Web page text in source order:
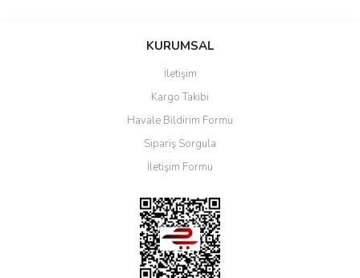
Bu ürüne ilk yorumu siz yapın!
Ürün resmi kalitesiz, bozuk veya görüntülenemiyor.
Ürün açıklamasında eksik bilgiler bulunuyor.
Ürün bilgilerinde hatalar bulunuyor.
Ürün fiyatı diğer sitelerden daha pahalı.
KURUMSAL
İletişim
Kargo Takibi
Havale Bildirim Formu
Sipariş Sorgula
İletişim Formu